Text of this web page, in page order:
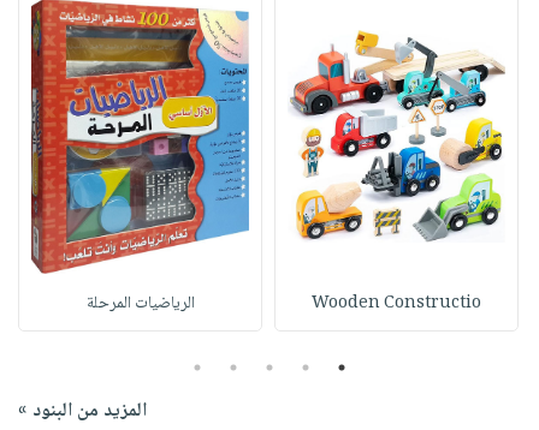
Wooden Constructio الرياضيات المرحلة
1
2
3
4
5
المزيد من البنود »